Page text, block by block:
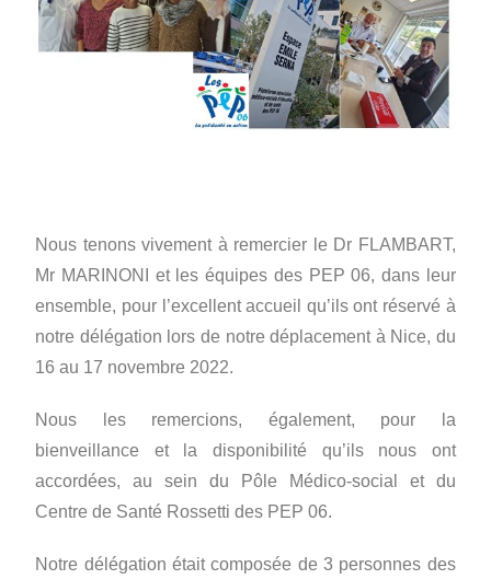
Nous tenons vivement à remercier le Dr FLAMBART,
Mr MARINONI et les équipes des PEP 06, dans leur
ensemble, pour l’excellent accueil qu’ils ont réservé à
notre délégation lors de notredéplacement à Nice, du
16 au 17 novembre 2022.
Nous les remercions, également, pour
la
bienveillance et la disponibilité qu’ils nous ont
accordées, au sein du Pôle Médico-social et du
Centre de Santé Rossetti des PEP 06.
Notre délégation était composée de 3 personnes des